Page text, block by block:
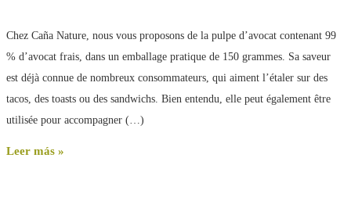
Chez Caña Nature, nous vous proposons de la pulpe d’avocat contenant 99
% d’avocat frais, dans un emballage pratique de 150 grammes. Sa saveur
est déjà connue de nombreux consommateurs, qui aiment l’étaler sur des
tacos, des toasts ou des sandwichs. Bien entendu, elle peut également être
utilisée pour accompagner (…)
Leer más »